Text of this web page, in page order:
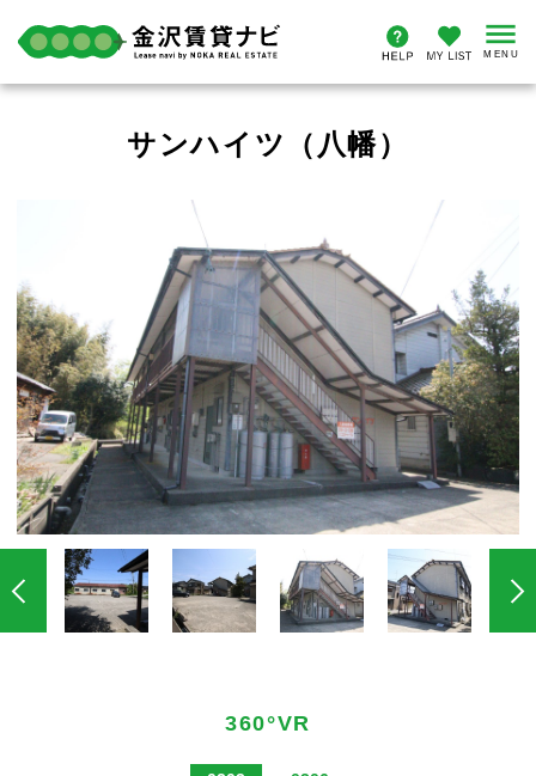
サンハイツ（八幡）
360°VR